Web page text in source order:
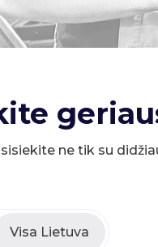
ne tik su
Visa Lietuva